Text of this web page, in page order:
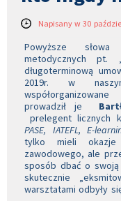
Napisany w 30
Powyższe
metodycznych pt.
długoterminową
2019r. w
prowadził je
prelegent licznych
PASE, IATEFL, E-
tylko mieli okazje
zawodowego, ale
sposób dbać o
skutecznie
warsztatami odbyły